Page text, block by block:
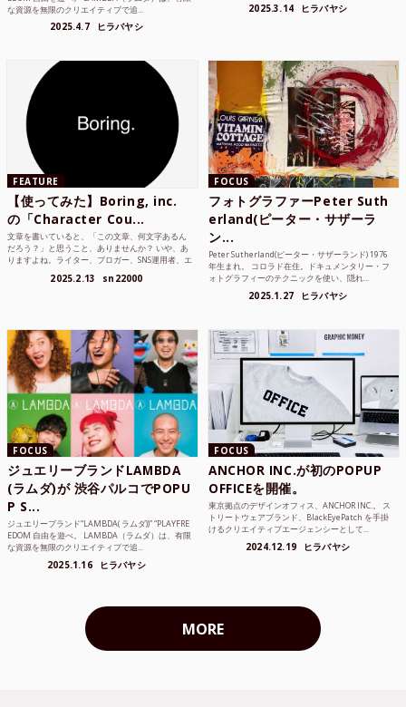
な資源を無限のクリエイティブで追...
2025.4.7 ヒラバヤシ
2025.3.14 ヒラバヤシ
FEATURE
【使ってみた】Boring, inc.
の「Character Cou...
文章を書いていると、「この文章、何文字あるん
だろう？」と思うこと、ありませんか？ いや、あ
りますよね。ライター、ブロガー、SNS運用者、エ
2025.2.13 sn22000
FOCUS
フォトグラファーPeter Suth
erland(ピーター・サザーラ
ン...
Peter Sutherland(ピーター・サザーランド) 1976
年生まれ。 コロラド在住。ドキュメンタリー・フ
ォトグラフィーのテクニックを使い、隠れ...
2025.1.27 ヒラバヤシ
FOCUS
ジュエリーブランドLAMBDA
(ラムダ)が 渋谷パルコでPOPU
P S...
ジュエリーブランド“LAMBDA( ラムダ))” “PLAYFRE
EDOM 自由を遊べ。 LAMBDA（ラムダ）は、有限
な資源を無限のクリエイティブで追...
2025.1.16 ヒラバヤシ
FOCUS
ANCHOR INC.が初のPOPUP
OFFICEを開催。
東京拠点のデザインオフィス、ANCHOR INC.。 ス
トリートウェアブランド、BlackEyePatch を手掛
けるクリエイティブエージェンシーとして...
2024.12.19 ヒラバヤシ
MORE